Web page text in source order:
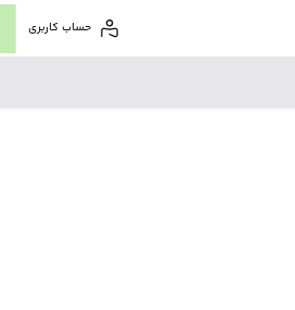
حساب کاربری